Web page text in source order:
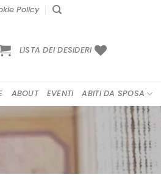
Policy
LISTA DEI DESIDERI
ABOUT EVENTI ABITI DA SPOSA